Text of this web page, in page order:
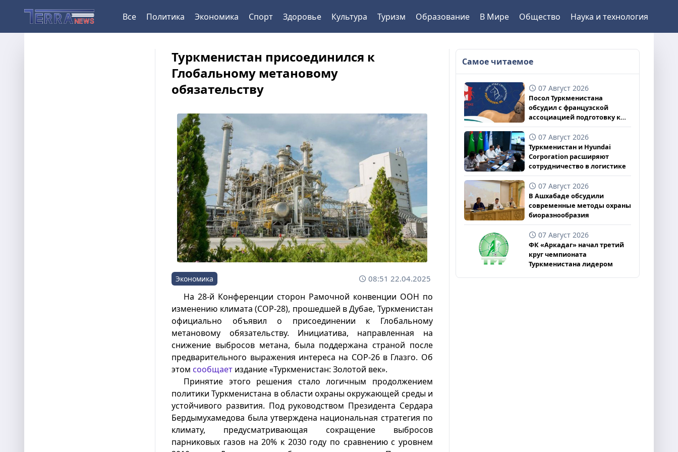
Все Политика Экономика Спорт Здоровье Культура Туризм Образование В Мире Общество Наука и технология
Туркменистан присоединился к
Глобальному метановому
обязательству
Экономика 08:51 22.04.2025
На 28-й Конференции сторон Рамочной конвенции ООН по
изменению климата (COP-28), прошедшей в Дубае, Туркменистан
официально объявил о присоединении к Глобальному
метановому обязательству. Инициатива, направленная на
снижение выбросов метана, была поддержана страной после
предварительного выражения интереса на COP-26 в Глазго. Об
этом сообщает издание «Туркменистан: Золотой век».
Принятие этого решения стало логичным продолжением
политики Туркменистана в области охраны окружающей среды и
устойчивого развития. Под руководством Президента Сердара
Бердымухамедова была утверждена национальная стратегия по
климату, предусматривающая сокращение выбросов
парниковых газов на 20% к 2030 году по сравнению с уровнем
Самое читаемое
07 Август 2026
Посол Туркменистана
обсудил с французской
ассоциацией подготовку к
чемпионату
07 Август 2026
Туркменистан и Hyundai
Corporation расширяют
сотрудничество в логистике
07 Август 2026
В Ашхабаде обсудили
современные методы охраны
биоразнообразия
07 Август 2026
ФК «Аркадаг» начал третий
круг чемпионата
Туркменистана лидером